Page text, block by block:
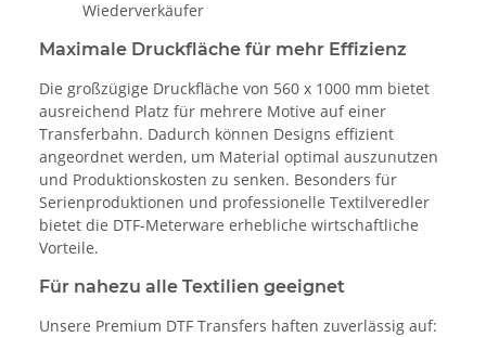
Wiederverkäufer
Maximale Druckfläche für mehr Effizienz
Die großzügige Druckfläche von 560 x 1000 mm bietet
ausreichend Platz für mehrere Motive auf einer
Transferbahn. Dadurch können Designs effizient
angeordnet werden, um Material optimal auszunutzen
und Produktionskosten zu senken. Besonders für
Serienproduktionen und professionelle Textilveredler
bietet die DTF-Meterware erhebliche wirtschaftliche
Vorteile.
Für nahezu alle Textilien geeignet
Unsere Premium DTF Transfers haften zuverlässig auf: